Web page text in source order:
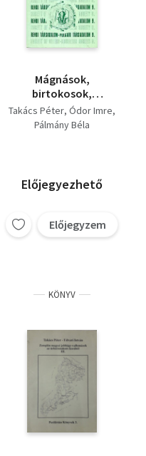
Mágnások,
birtokosok,
címerlevelesek (Rendi
társ. - polgári társ. 9.)
Takács Péter Ódor Imre
Pálmány Béla
Előjegyezhető
Előjegyzem
KÖNYV